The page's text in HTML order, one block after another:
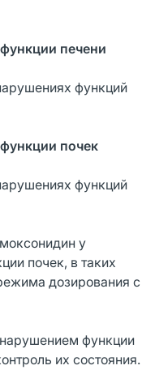
печени
функций
почек
функций
у
почек, в таких
дозирования с
функции
их состояния.